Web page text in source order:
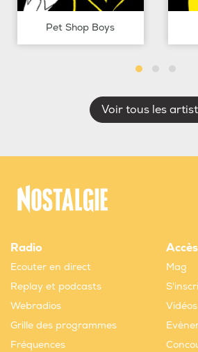
Pet Shop Boys
Voir tous les
Radio
Ecouter en direct
Replay et podcasts
Webradios
Grille des programmes
Fréquences
Mag
Vidéos